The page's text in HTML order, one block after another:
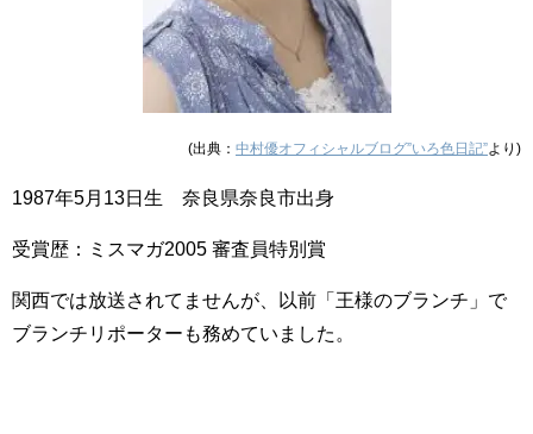
(出典： 中村優オフィシャルブログ”いろ色日記”より)
1987年5月13日生 奈良県奈良市出身
受賞歴：ミスマガ2005 審査員特別賞
関西では放送されてませんが、以前「王様のブランチ」で
ブランチリポーターも務めていました。